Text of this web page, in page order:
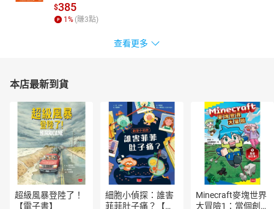
$385
1 % (賺3點)
查看更多
本店最新到貨
超級風暴登陸了！
【電子書】
細胞小偵探：誰害
菲菲肚子痛？【電
Minecraft麥塊世界
大冒險1：當個創世